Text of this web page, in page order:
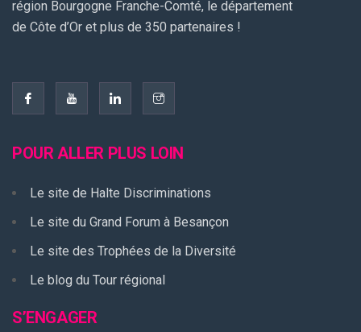
région Bourgogne Franche-Comté, le département
de Côte d’Or et plus de 350 partenaires !
POUR ALLER PLUS LOIN
Le site de Halte Discriminations
Le site du Grand Forum à Besançon
Le site des Trophées de la Diversité
Le blog du Tour régional
S’ENGAGER